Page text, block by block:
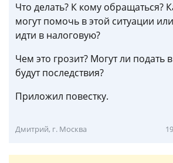
Что делать? К кому обращаться?
могут помочь в этой ситуации
идти в налоговую?
Чем это грозит? Могут ли подать
будут последствия?
Приложил повестку.
Дмитрий, г. Москва